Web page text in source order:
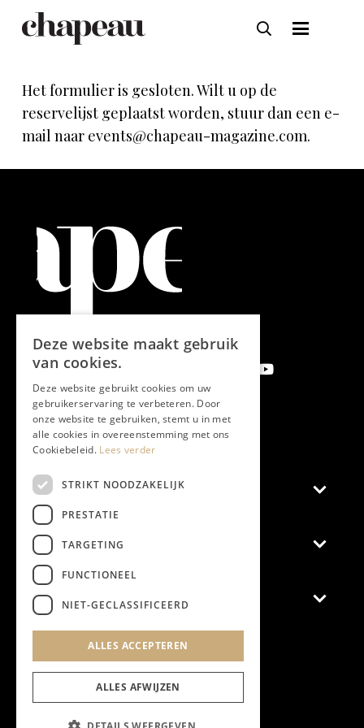
Het formulier is gesloten. Wilt u op de
reservelijst geplaatst worden, stuur dan een e-
mail naar events@chapeau-magazine.com.
Aanmelden nieuwsbrief
Magazine
Adverteren
Algemeen
Privacyverklaring
Cookieverklaring
Deze website maakt gebruik
van cookies.
Deze website gebruikt cookies om uw
gebruikerservaring te verbeteren. Door
onze website te gebruiken, stemt u in met
alle cookies in overeenstemming met ons
Cookiebeleid. Lees verder
STRIKT NOODZAKELIJK
PRESTATIE
TARGETING
FUNCTIONEEL
NIET-GECLASSIFICEERD
ALLES ACCEPTEREN
ALLES AFWIJZEN